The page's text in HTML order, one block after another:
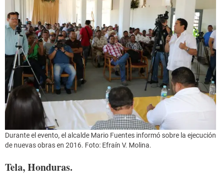
Durante el evento, el alcalde Mario Fuentes informó sobre la ejecución
de nuevas obras en 2016. Foto: Efraín V. Molina.
Tela, Honduras.